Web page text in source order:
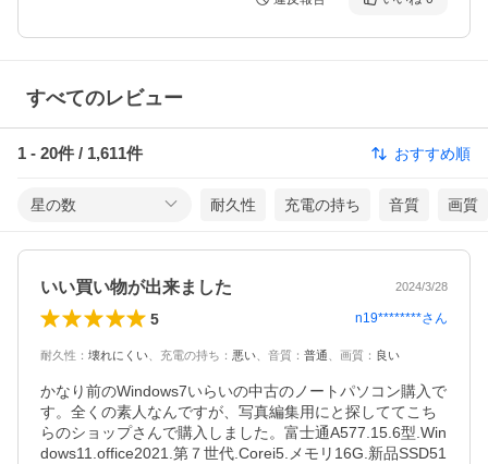
すべてのレビュー
1 - 20件 / 1,611件 おすすめ順
星の数 耐久性 充電の持ち 音質 画質
いい買い物が出来ました 2024/3/28
5 n19********さん
耐久性 ： 壊れにくい 充電の持ち ： 悪い 音質 ： 普通 画質 ： 良い
かなり前のWindows7いらいの中古のノートパソコン購入で
す。全くの素人なんですが、写真編集用にと探しててこち
らのショップさんで購入しました。富士通A577.15.6型.Win
dows11.office2021.第７世代.Corei5.メモリ16G.新品SSD51